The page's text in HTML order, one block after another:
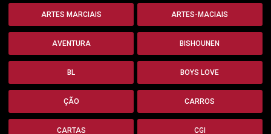
ARTES MARCIAIS ARTES-MACIAIS
AVENTURA BISHOUNEN
BL BOYS LOVE
ÇÃO CARROS
CARTAS CGI